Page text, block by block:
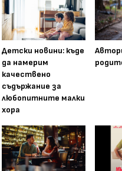
Детски новини: къде
да намерим
качествено
съдържание за
любопитните малки
хора